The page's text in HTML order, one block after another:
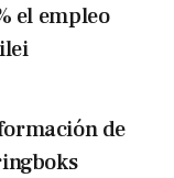
el empleo
de